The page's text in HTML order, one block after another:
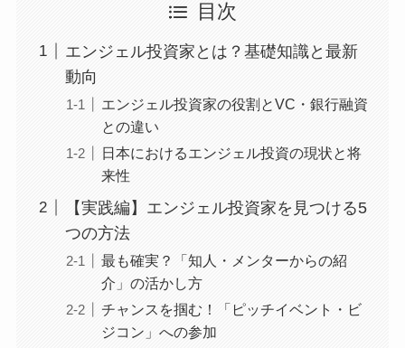
目次
エンジェル投資家とは？基礎知識と最新
動向
エンジェル投資家の役割とVC・銀行融資
との違い
日本におけるエンジェル投資の現状と将
来性
【実践編】エンジェル投資家を見つける5
つの方法
最も確実？「知人・メンターからの紹
介」の活かし方
チャンスを掴む！「ピッチイベント・ビ
ジコン」への参加